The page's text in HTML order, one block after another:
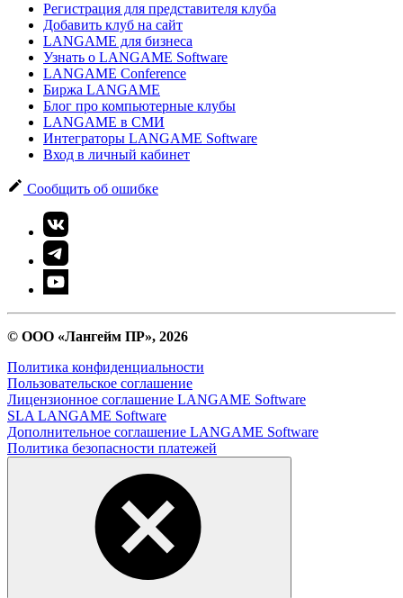
Регистрация для представителя клуба
Добавить клуб на сайт
LANGAME для бизнеса
Узнать о LANGAME Software
LANGAME Conference
Биржа LANGAME
Блог про компьютерные клубы
LANGAME в СМИ
Интеграторы LANGAME Software
Вход в личный кабинет
Сообщить об ошибке
© ООО «Лангейм ПР», 2026
Политика конфиденциальности
Пользовательское соглашение
Лицензионное соглашение LANGAME Software
SLA LANGAME Software
Дополнительное соглашение LANGAME Software
Политика безопасности платежей